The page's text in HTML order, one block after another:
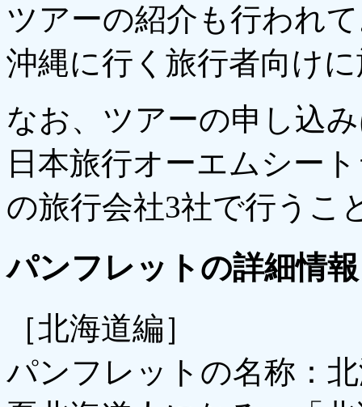
ツアーの紹介も行われ
沖縄に行く旅行者向け
なお、ツアーの申し込
日本旅行オーエムシー
の旅行会社3社で行うこ
パンフレットの詳細情報
［北海道編］
パンフレットの名称：